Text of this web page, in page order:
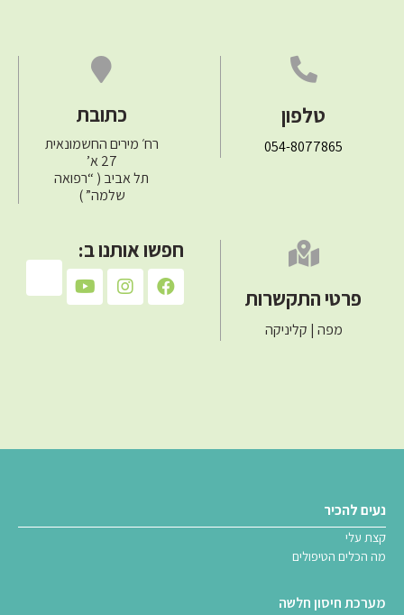
טלפון
054-8077865
כתובת
רח׳ מירים החשמונאית
27 א’
תל אביב ( “רפואה
שלמה” )
פרטי התקשרות
מפה | קליניקה
חפשו אותנו ב:
נעים להכיר
קצת עלי
מה הכלים הטיפולים
מערכת חיסון חלשה